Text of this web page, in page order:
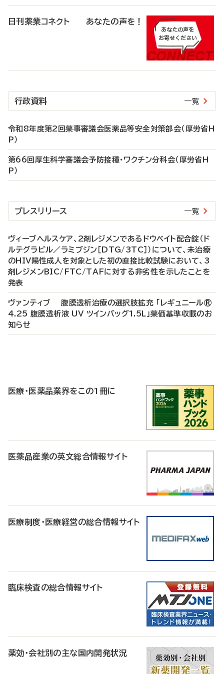
日刊薬業コネクト あなたの声を！
行政資料 一覧
令和8年度第2回薬事審議会医薬品等安全対策部会（厚労省H
P）
第66回厚生科学審議会予防接種・ワクチン分科会（厚労省H
P）
プレスリリース 一覧
ヴィーブヘルスケア、2剤レジメンであるドウベイト配合錠（ド
ルテグラビル／ラミブジン［DTG/3TC］）について、未治療
のHIV陽性成人を対象とした初の直接比較試験において、3
剤レジメンBIC/FTC/TAFに対する非劣性を示したことを
発表
ヴァンティブ 腹膜透析治療の選択肢拡充 「レギュニール®
4.25 腹膜透析液 UV ツインバッグ1.5L」薬価基準収載のお
知らせ
医療・医薬品業界をこの1冊に
医薬品産業の英文総合情報サイト
医療制度・医療経営の総合情報サイト
臨床検査の総合情報サイト
薬効・会社別の主な国内開発状況